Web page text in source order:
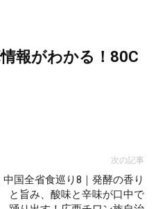
報がわかる！80C
次の記事
中国全省食巡り8｜発酵の香り
と旨み、酸味と辛味が口中で